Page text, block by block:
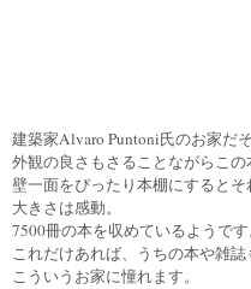
建築家Alvaro Puntoni氏のお家だそ
外観の良さもさることながらこの
壁一面をぴったり本棚にすると
大きさは感動。
7500冊の本を収めているようです
これだけあれば、うちの本や雑誌
こういうお家に憧れます。